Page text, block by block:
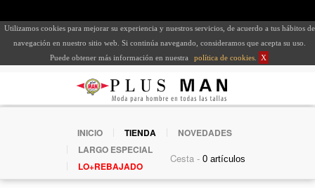
Utilizamos cookies para mejorar su experiencia y nuestros servicios, de acuerdo a tus hábitos de
navegación en nuestro sitio web. Si continúa navegando, consideramos que acepta su uso.
Puede obtener más información en nuestra
política de cookies X
INICIO TIENDA
NOVEDADES
LARGO ESPECIAL
LO+REBAJADO
Cesta -